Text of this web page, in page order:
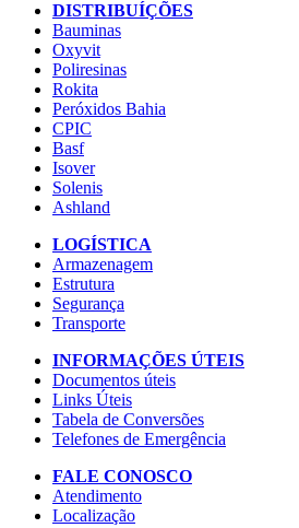
DISTRIBUÍÇÕES
Bauminas
Oxyvit
Poliresinas
Rokita
Peróxidos Bahia
CPIC
Basf
Isover
Solenis
Ashland
LOGÍSTICA
Armazenagem
Estrutura
Segurança
Transporte
INFORMAÇÕES ÚTEIS
Documentos úteis
Links Úteis
Tabela de Conversões
Telefones de Emergência
FALE CONOSCO
Atendimento
Localização